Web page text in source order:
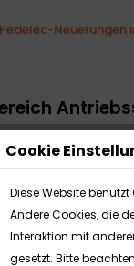
Pedelec-Neuerungen
bieten wir ab
Antriebssystem
Cookie
Diese Website
Andere Cookies, die
Interaktion mit
gesetzt. Bitte